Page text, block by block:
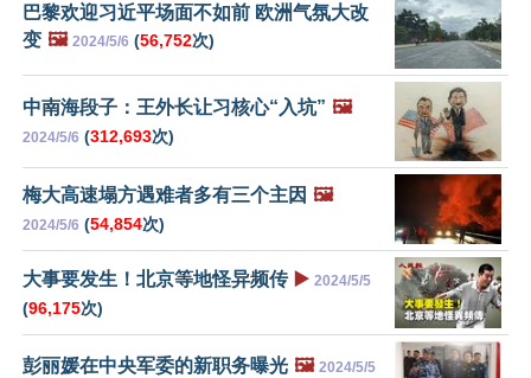
巴黎欢迎习近平场面不如前 欧洲气氛大改
变 🖼️ 2024/5/6 (56,752次)
中南海段子：王外长让习核心“入坑” 🖼️
2024/5/6 (312,693次)
梅大高速塌方遇难者多有三个主因 🖼️
2024/5/6 (54,854次)
大事要发生！北京等地怪异频传 ▶️ 2024/5/5
(96,175次)
彭丽媛在中央军委的新职务曝光 🖼️ 2024/5/5